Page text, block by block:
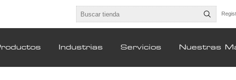
Industrias Servicios Nuestras